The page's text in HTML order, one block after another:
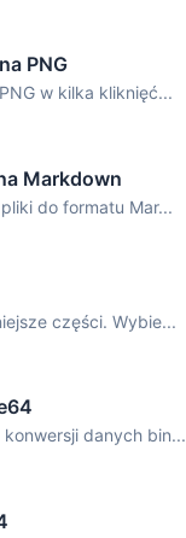
PNG
w kilka kliknięć...
Markdown
do formatu Mar...
części. Wybie...
danych bin...